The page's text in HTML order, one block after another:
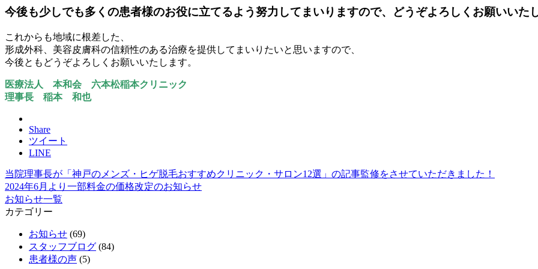
今後も少しでも多くの患者様のお役に立てるよう努力してまいりますので、どうぞよろしくお願いいた
これからも地域に根差した、
形成外科、美容皮膚科の信頼性のある治療を提供してまいりたいと思いますので、
今後ともどうぞよろしくお願いいたします。
医療法人 本和会 六本松稲本クリニック
理事長 稲本 和也
Share
ツイート
LINE
当院理事長が「神戸のメンズ・ヒゲ脱毛おすすめクリニック・サロン12選」の記事監修をさせていただきました！
2024年6月より一部料金の価格改定のお知らせ
お知らせ一覧
カテゴリー
お知らせ (69)
スタッフブログ (84)
患者様の声 (5)